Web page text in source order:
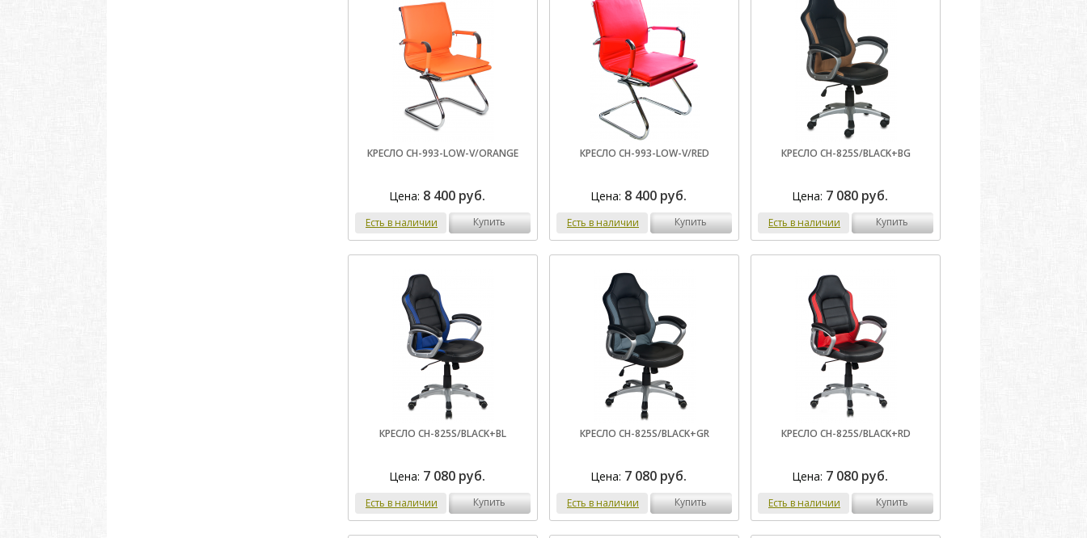
КРЕСЛО CH-993-LOW-V/ORANGE
Цена: 8 400 руб.
Есть в наличии купить
КРЕСЛО CH-993-LOW-V/RED
Цена: 8 400 руб.
Есть в наличии купить
КРЕСЛО CH-825S/BLACK+BG
Цена: 7 080 руб.
Есть в наличии купить
КРЕСЛО CH-825S/BLACK+BL
Цена: 7 080 руб.
Есть в наличии купить
КРЕСЛО CH-825S/BLACK+GR
Цена: 7 080 руб.
Есть в наличии купить
КРЕСЛО CH-825S/BLACK+RD
Цена: 7 080 руб.
Есть в наличии купить